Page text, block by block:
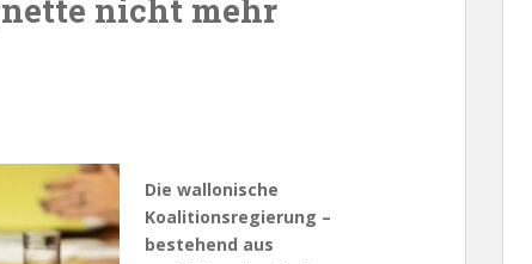
nicht mehr
Die wallonische
Koalitionsregierung –
bestehend aus